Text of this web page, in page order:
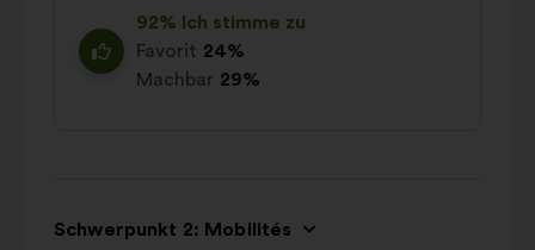
92% Ich stimme zu
Favorit 24%
Machbar 29%
Schwerpunkt 2: Mobilités